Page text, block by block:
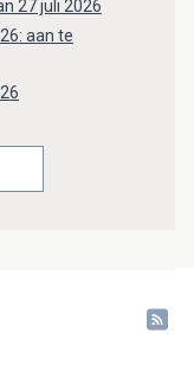
27 juli 2026
aan te